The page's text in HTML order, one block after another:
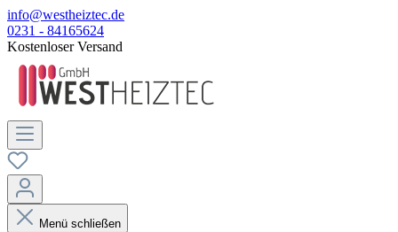
info@westheiztec.de
0231 - 84165624
Kostenloser Versand
Menü schließen